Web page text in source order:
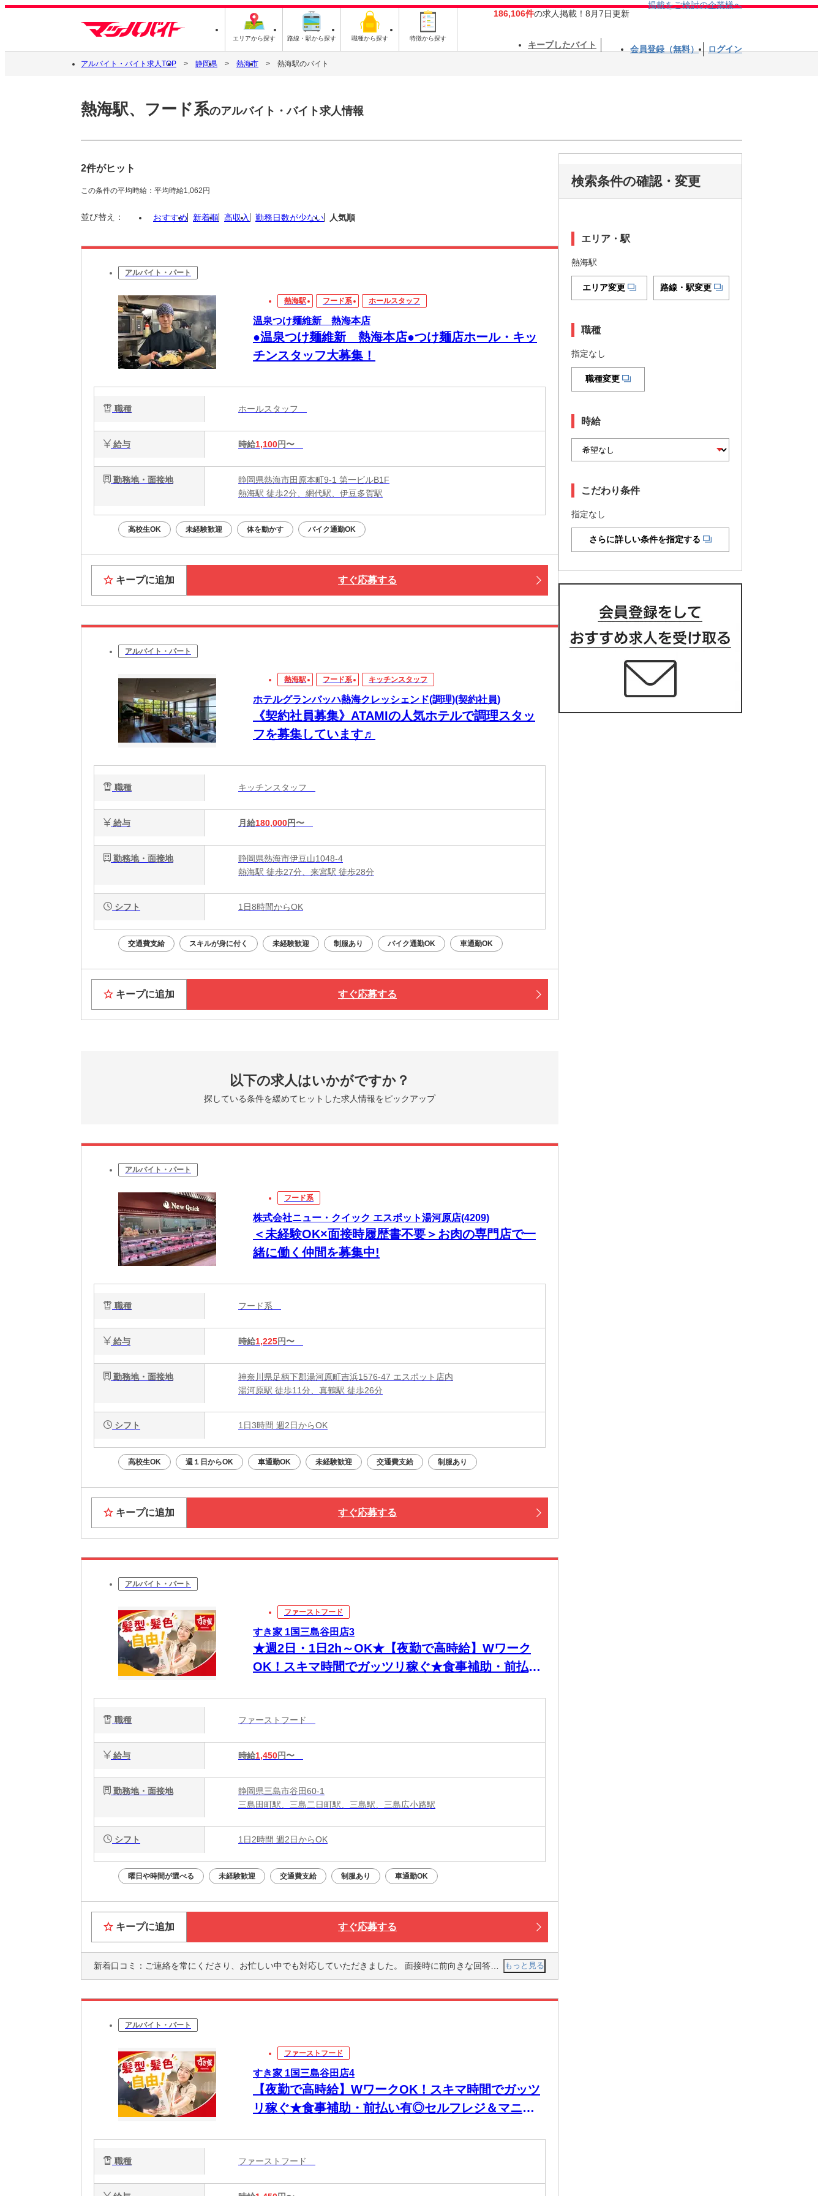
エリアから探す 路線・駅から探す 職種から探す 特徴から探す
186,106件の求人掲載！8月7日更新
掲載をご検討の企業様へ
キープしたバイト 会員登録（無料） ログイン
アルバイト・バイト求人TOP 静岡県 熱海市 熱海駅のバイト
熱海駅、フード系のアルバイト・バイト求人情報
2件がヒット
この条件の平均時給：平均時給1,062円
並び替え： おすすめ 新着順 高収入 勤務日数が少ない 人気順
アルバイト・パート
熱海駅 フード系 ホールスタッフ
温泉つけ麺維新 熱海本店
●温泉つけ麺維新 熱海本店●つけ麺店ホール・キッ
チンスタッフ大募集！
職種 ホールスタッフ
給与 時給1,100円〜
勤務地・面接地
静岡県熱海市田原本町9-1 第一ビルB1F
熱海駅 徒歩2分、網代駅、伊豆多賀駅
高校生OK 未経験歓迎 体を動かす バイク通勤OK
キープに追加 すぐ応募する
アルバイト・パート
熱海駅 フード系 キッチンスタッフ
ホテルグランバッハ熱海クレッシェンド(調理)(契約社員)
《契約社員募集》ATAMIの人気ホテルで調理スタッ
フを募集しています♬
職種 キッチンスタッフ
給与 月給180,000円〜
勤務地・面接地
静岡県熱海市伊豆山1048-4
熱海駅 徒歩27分、来宮駅 徒歩28分
シフト 1日8時間からOK
交通費支給 スキルが身に付く 未経験歓迎 制服あり バイク通勤OK 車通勤OK
キープに追加 すぐ応募する
以下の求人はいかがですか？
探している条件を緩めてヒットした求人情報をピックアップ
アルバイト・パート
フード系
株式会社ニュー・クイック エスポット湯河原店(4209)
＜未経験OK×面接時履歴書不要＞お肉の専門店で一
緒に働く仲間を募集中!
職種 フード系
給与 時給1,225円〜
勤務地・面接地
神奈川県足柄下郡湯河原町吉浜1576-47 エスポット店内
湯河原駅 徒歩11分、真鶴駅 徒歩26分
シフト 1日3時間 週2日からOK
高校生OK 週１日からOK 車通勤OK 未経験歓迎 交通費支給 制服あり
キープに追加 すぐ応募する
アルバイト・パート
ファーストフード
すき家 1国三島谷田店3
★週2日・1日2h～OK★【夜勤で高時給】Wワーク
OK！スキマ時間でガッツリ稼ぐ★食事補助・前払い
職種 ファーストフード
給与 時給1,450円〜
勤務地・面接地
静岡県三島市谷田60-1
三島田町駅、三島二日町駅、三島駅、三島広小路駅
シフト 1日2時間 週2日からOK
曜日や時間が選べる 未経験歓迎 交通費支給 制服あり 車通勤OK
キープに追加 すぐ応募する
新着口コミ： ご連絡を常にくださり、お忙しい中でも対応していただきました。 面接時に前向きな回答を頂き、頑張って行きたいと思いました。 もっと見る
アルバイト・パート
ファーストフード
すき家 1国三島谷田店4
【夜勤で高時給】WワークOK！スキマ時間でガッツ
リ稼ぐ★食事補助・前払い有◎セルフレジ＆マニュ
職種 ファーストフード
検索条件の確認・変更
エリア・駅
熱海駅
エリア変更 路線・駅変更
職種
指定なし
職種変更
時給
こだわり条件
指定なし
さらに詳しい条件を指定する